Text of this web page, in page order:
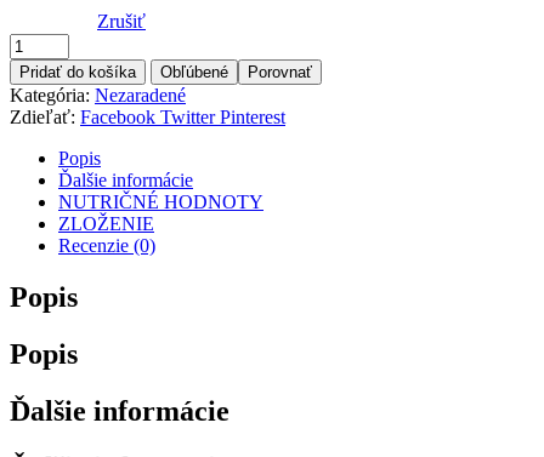
Zrušiť
Pridať do košíka Obľúbené Porovnať
Kategória: Nezaradené
Zdieľať: Facebook Twitter Pinterest
Popis
Ďalšie informácie
NUTRIČNÉ HODNOTY
ZLOŽENIE
Recenzie (0)
Popis
Popis
Ďalšie informácie